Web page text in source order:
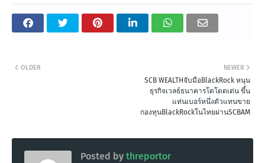
NEWER
SCB WEALTHจับมือBlackRock หนุน
ธุรกิจเวลธ์ธนาคารโตโดดเด่น ขึ้น
แท่นเบอร์หนึ่งตัวแทนขาย
กองทุนBlackRockในไทยผ่านSCBAM
OLDER
Posted by threportor